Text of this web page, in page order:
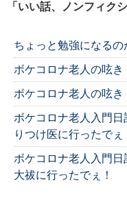
「いい話、ノンフィク
ちょっと勉強になるの
ボケコロナ老人の呟
ボケコロナ老人の呟
ボケコロナ老人入門
りつけ医に行ったでぇ
ボケコロナ老人入門
大祓に行ったでぇ！